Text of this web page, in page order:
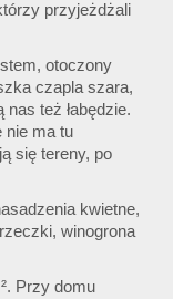
przyjeżdżali
otoczony
czapla szara,
też łabędzie.
nie ma tu
się tereny, po
kwietne,
winogrona
Przy domu